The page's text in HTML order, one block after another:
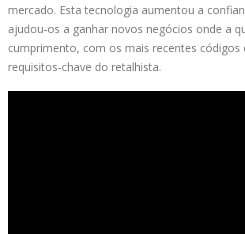
mercado. Esta tecnologia aumentou a
ajudou-os a ganhar novos negócios onde a
cumprimento, com os mais recentes códigos
requisitos-chave do retalhista.